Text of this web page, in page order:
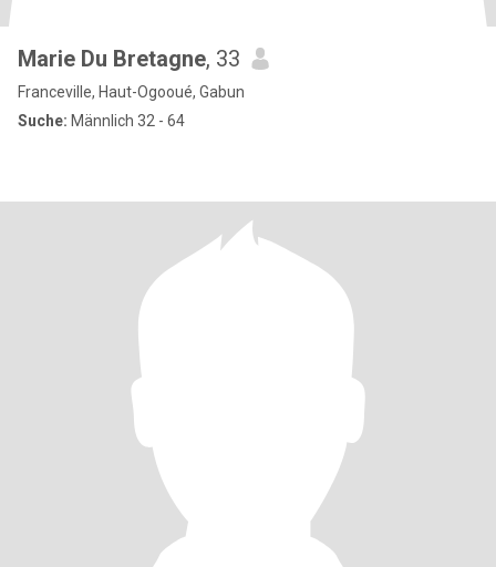
Marie Du Bretagne, 33
Franceville, Haut-Ogooué, Gabun
Suche: Männlich 32 - 64